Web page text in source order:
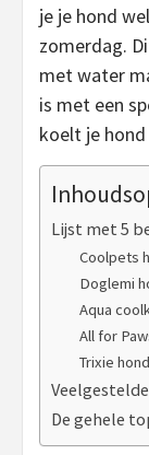
je je hond
zomerdag.
met water
is met een
koelt je
Lijst met 5
Coolpets
Doglemi
Aqua
All for
Trixie
De gehele